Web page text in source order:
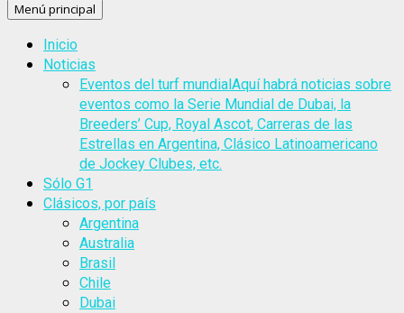
Menú principal
Inicio
Noticias
Eventos del turf mundialAquí habrá noticias sobre
eventos como la Serie Mundial de Dubai, la
Breeders’ Cup, Royal Ascot, Carreras de las
Estrellas en Argentina, Clásico Latinoamericano
de Jockey Clubes, etc.
Sólo G1
Clásicos, por país
Argentina
Australia
Brasil
Chile
Dubai